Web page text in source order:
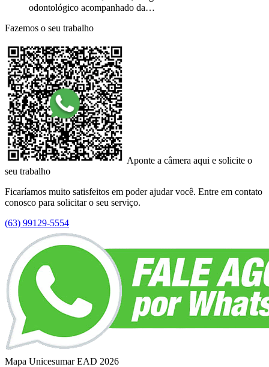
odontológico acompanhado da…
Fazemos o seu trabalho
Aponte a câmera aqui e solicite o
seu trabalho
Ficaríamos muito satisfeitos em poder ajudar você. Entre em contato
conosco para solicitar o seu serviço.
(63) 99129-5554
Mapa Unicesumar EAD 2026